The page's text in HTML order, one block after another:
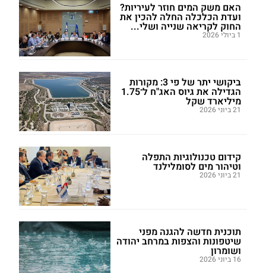
האם משק המים חוזר לעיריות?
ועדת הכלכלה החלה להכין את
החוק לקריאה שנייה ושלי...
1 ביולי 2026
ביקושי יתר של פי 3: מקורות
הגדילה את גיוס האג"ח ל־1.75
מיליארד שקל
21 ביוני 2026
קידום טכנולוגיות התפלה
וטיהור מים לסומלילנד
21 ביוני 2026
תוכנית חדשה להגנה מפני
שיטפונות והצפות במרחב יהודה
ושומרון
16 ביוני 2026